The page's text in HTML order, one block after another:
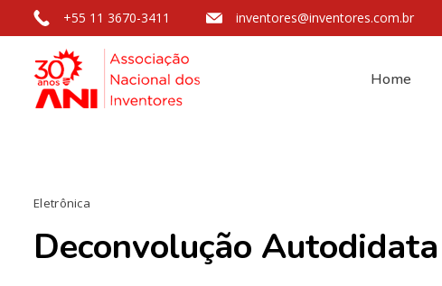
+55 11 3670-3411 inventores@inventores.com.br
Home
Eletrônica
Deconvolução Autodidata